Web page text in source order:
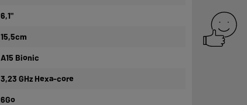
6,1"
15,5cm
A15 Bionic
3,23 GHz Hexa-core
6Go